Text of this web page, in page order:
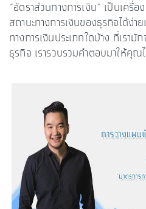
“อัตราส่วนทางการเงิน” เป็นเครื่
สถานะทางการเงินของธุรกิจได้ง่า
ทางการเงินประเภทใดบ้าง ที่เรามั
ธุรกิจ เรารวบรวมคำตอบมาให้คุ